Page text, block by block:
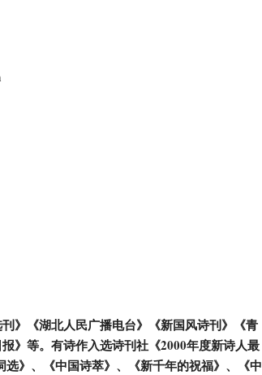
》《湖北人民广播电台》《新国风诗刊》《青
》等。有诗作入选诗刊社《2000年度新诗人最
》、《中国诗萃》、《新千年的祝福》、《中